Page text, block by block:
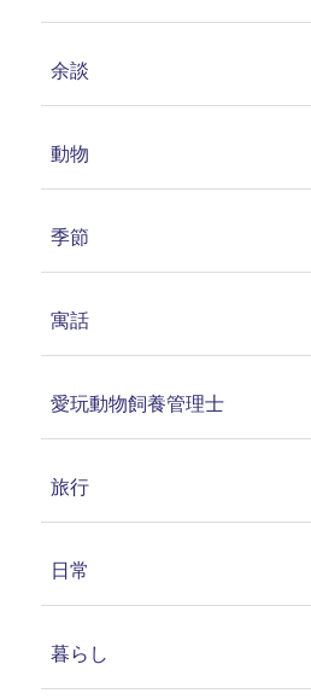
余談
動物
季節
寓話
愛玩動物飼養管理士
旅行
日常
暮らし